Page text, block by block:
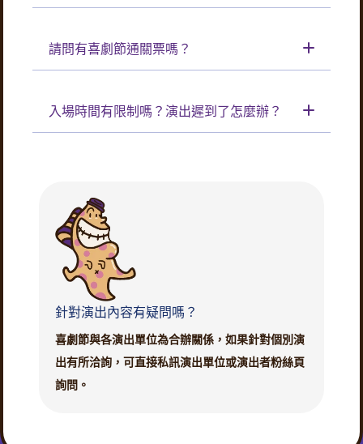
請問有喜劇節通關票嗎？
入場時間有限制嗎？演出遲到了怎麼辦？
針對演出內容有疑問嗎？
喜劇節與各演出單位為合辦關係，如果針對個別演
出有所洽詢，可直接私訊演出單位或演出者粉絲頁
詢問。